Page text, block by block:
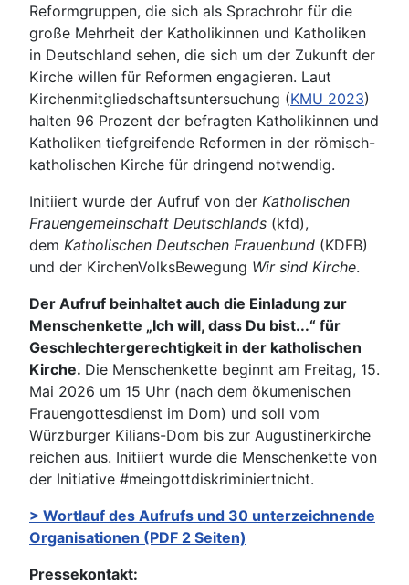
Reformgruppen, die sich als Sprachrohr für die
große Mehrheit der Katholikinnen und Katholiken
in Deutschland sehen, die sich um der Zukunft der
Kirche willen für Reformen engagieren. Laut
Kirchenmitgliedschaftsuntersuchung (KMU 2023)
halten 96 Prozent der befragten Katholikinnen und
Katholiken tiefgreifende Reformen in der römisch-
katholischen Kirche für dringend notwendig.
Initiiert wurde der Aufruf von der Katholischen
Frauengemeinschaft Deutschlands (kfd),
dem Katholischen Deutschen Frauenbund (KDFB)
und der KirchenVolksBewegung Wir sind Kirche.
Der Aufruf beinhaltet auch die Einladung zur
Menschenkette „Ich will, dass Du bist...“ für
Geschlechtergerechtigkeit in der katholischen
Kirche. Die Menschenkette beginnt am Freitag, 15.
Mai 2026 um 15 Uhr (nach dem ökumenischen
Frauengottesdienst im Dom) und soll vom
Würzburger Kilians-Dom bis zur Augustinerkirche
reichen aus. Initiiert wurde die Menschenkette von
der Initiative #meingottdiskriminiertnicht.
> Wortlauf des Aufrufs und 30 unterzeichnende
Organisationen (PDF 2 Seiten)
Pressekontakt: